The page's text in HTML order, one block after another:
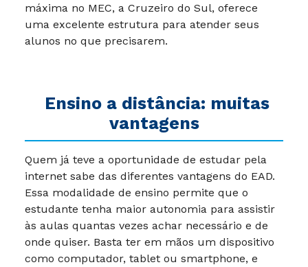
máxima no MEC, a Cruzeiro do Sul, oferece
uma excelente estrutura para atender seus
alunos no que precisarem.
Ensino a distância: muitas
vantagens
Quem já teve a oportunidade de estudar pela
internet sabe das diferentes vantagens do EAD.
Essa modalidade de ensino permite que o
estudante tenha maior autonomia para assistir
às aulas quantas vezes achar necessário e de
onde quiser. Basta ter em mãos um dispositivo
como computador, tablet ou smartphone, e